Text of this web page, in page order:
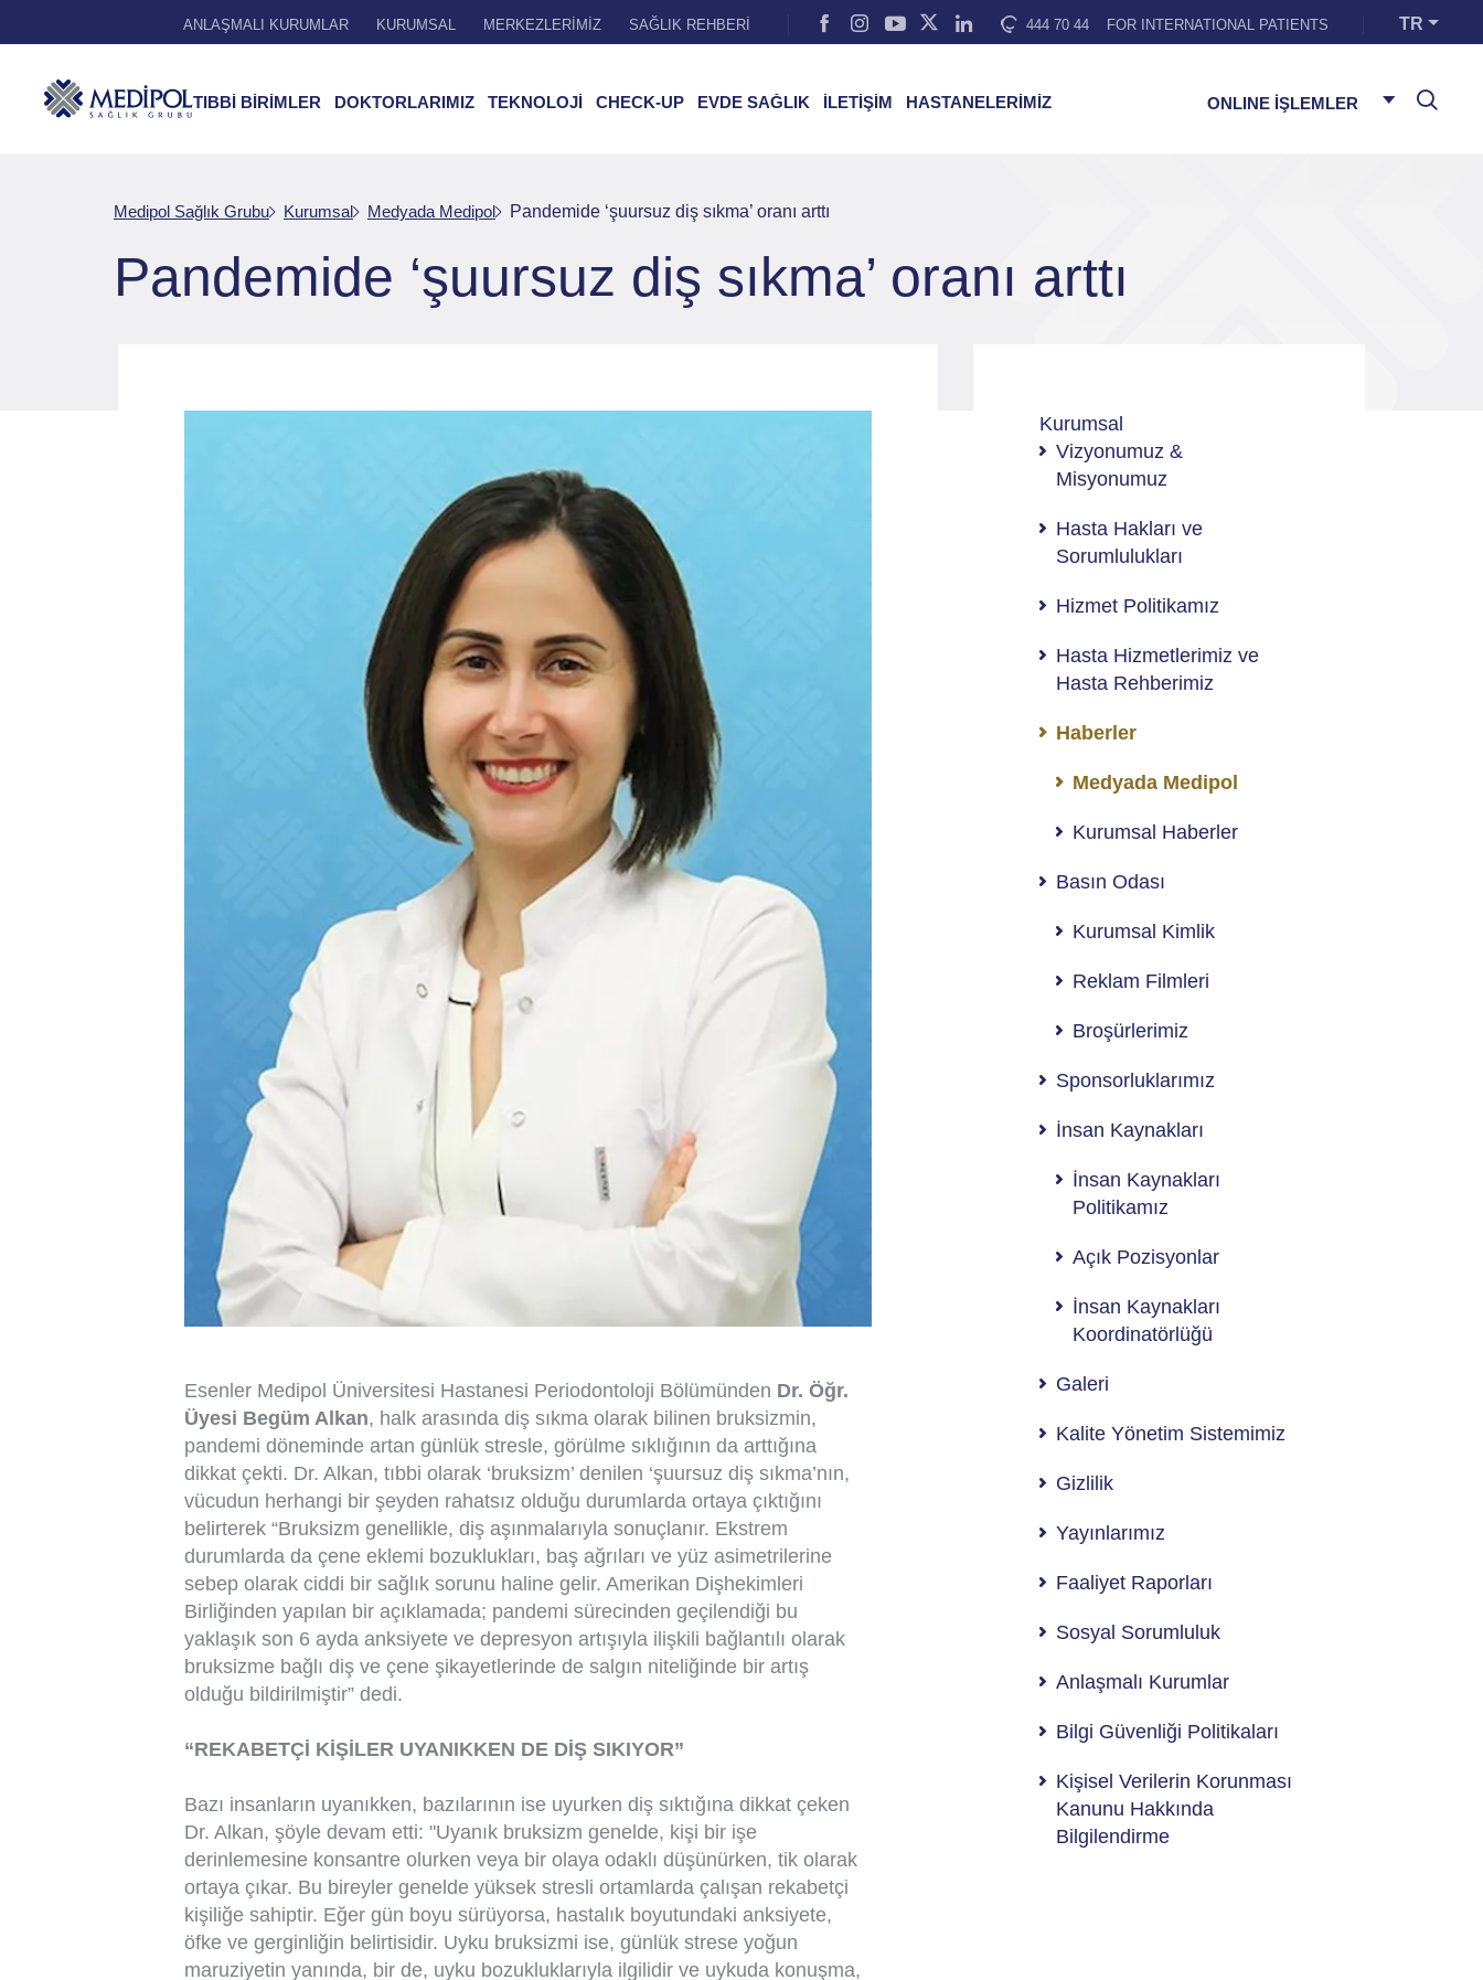
ANLAŞMALI KURUMLAR KURUMSAL MERKEZLERİMİZ SAĞLIK REHBERİ 444 70 44 FOR INTERNATIONAL PATIENTS TR
TIBBİ BİRİMLER DOKTORLARIMIZ TEKNOLOJİ CHECK-UP EVDE SAĞLIK İLETİŞİM HASTANELERİMİZ ONLINE İŞLEMLER
Medipol Sağlık Grubu Kurumsal Medyada Medipol Pandemide ‘şuursuz diş sıkma’ oranı arttı
Pandemide ‘şuursuz diş sıkma’ oranı arttı
Esenler Medipol Üniversitesi Hastanesi Periodontoloji Bölümünden Dr. Öğr.
Üyesi Begüm Alkan, halk arasında diş sıkma olarak bilinen bruksizmin,
pandemi döneminde artan günlük stresle, görülme sıklığının da arttığına
dikkat çekti. Dr. Alkan, tıbbi olarak ‘bruksizm’ denilen ‘şuursuz diş sıkma’nın,
vücudun herhangi bir şeyden rahatsız olduğu durumlarda ortaya çıktığını
belirterek “Bruksizm genellikle, diş aşınmalarıyla sonuçlanır. Ekstrem
durumlarda da çene eklemi bozuklukları, baş ağrıları ve yüz asimetrilerine
sebep olarak ciddi bir sağlık sorunu haline gelir. Amerikan Dişhekimleri
Birliğinden yapılan bir açıklamada; pandemi sürecinden geçilendiği bu
yaklaşık son 6 ayda anksiyete ve depresyon artışıyla ilişkili bağlantılı olarak
bruksizme bağlı diş ve çene şikayetlerinde de salgın niteliğinde bir artış
olduğu bildirilmiştir” dedi.
“REKABETÇİ KİŞİLER UYANIKKEN DE DİŞ SIKIYOR”
Bazı insanların uyanıkken, bazılarının ise uyurken diş sıktığına dikkat çeken
Dr. Alkan, şöyle devam etti: "Uyanık bruksizm genelde, kişi bir işe
derinlemesine konsantre olurken veya bir olaya odaklı düşünürken, tik olarak
ortaya çıkar. Bu bireyler genelde yüksek stresli ortamlarda çalışan rekabetçi
kişiliğe sahiptir. Eğer gün boyu sürüyorsa, hastalık boyutundaki anksiyete,
öfke ve gerginliğin belirtisidir. Uyku bruksizmi ise, günlük strese yoğun
maruziyetin yanında, bir de, uyku bozukluklarıyla ilgilidir ve uykuda konuşma,
Kurumsal
Vizyonumuz &
Misyonumuz
Hasta Hakları ve
Sorumlulukları
Hizmet Politikamız
Hasta Hizmetlerimiz ve
Hasta Rehberimiz
Haberler
Medyada Medipol
Kurumsal Haberler
Basın Odası
Kurumsal Kimlik
Reklam Filmleri
Broşürlerimiz
Sponsorluklarımız
İnsan Kaynakları
İnsan Kaynakları
Politikamız
Açık Pozisyonlar
İnsan Kaynakları
Koordinatörlüğü
Galeri
Kalite Yönetim Sistemimiz
Gizlilik
Yayınlarımız
Faaliyet Raporları
Sosyal Sorumluluk
Anlaşmalı Kurumlar
Bilgi Güvenliği Politikaları
Kişisel Verilerin Korunması
Kanunu Hakkında
Bilgilendirme